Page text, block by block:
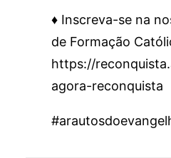
♦️ Inscreva-se na
de Formação
https://
agora-reconquista